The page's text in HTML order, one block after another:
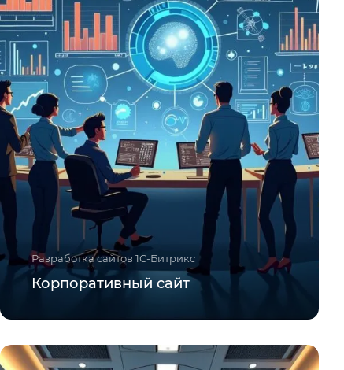
Разработка сайтов 1С-Битрикс
Корпоративный сайт